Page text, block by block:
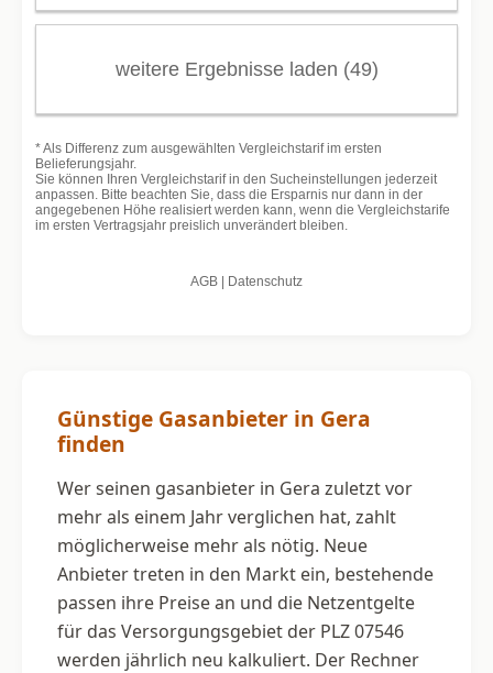
Günstige Gasanbieter in Gera
finden
Wer seinen gasanbieter in Gera zuletzt vor
mehr als einem Jahr verglichen hat, zahlt
möglicherweise mehr als nötig. Neue
Anbieter treten in den Markt ein, bestehende
passen ihre Preise an und die Netzentgelte
für das Versorgungsgebiet der PLZ 07546
werden jährlich neu kalkuliert. Der Rechner